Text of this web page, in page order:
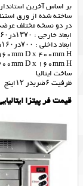
بر اساس آخرین
ساخته شده از ورق
در دو نسخه مختلف
ابعاد خارجی : ۱۳۷۰در۹۶۰در۴۰۰ میلیمتر
ابعاد داخلی : ۷۰۰در۱۶۰در۱۰۵۰ میلیمتر
D x 400mm H
D x 160mm H
ساخت ایتالیا
ظرفیت ۶ضربدر ۱۲اینچ
قیمت فر پیتزا